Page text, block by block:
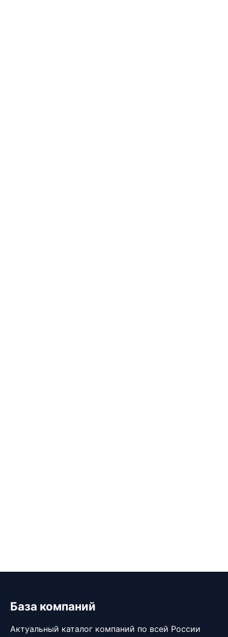
База компаний
Актуальный каталог компаний по всей России